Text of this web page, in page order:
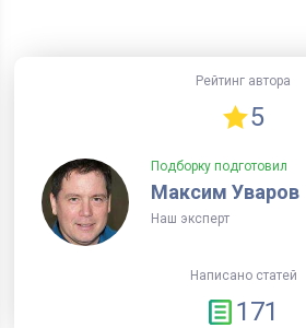
Рейтинг автора
5
Подборку подготовил
Максим Уваров
Наш эксперт
Написано статей
171